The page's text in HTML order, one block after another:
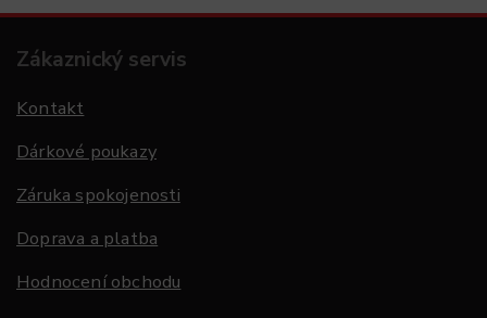
Zákaznický servis
Kontakt
Dárkové poukazy
Záruka spokojenosti
Doprava a platba
Hodnocení obchodu